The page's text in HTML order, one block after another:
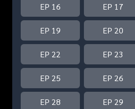
EP 16 EP 17
EP 19 EP 20
EP 22 EP 23
EP 25 EP 26
EP 28 EP 29